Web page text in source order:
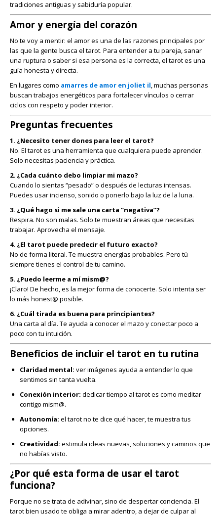
tradiciones antiguas y sabiduría popular.
Amor y energía del corazón
No te voy a mentir: el amor es una de las razones principales por
las que la gente busca el tarot. Para entender a tu pareja, sanar
una ruptura o saber si esa persona es la correcta, el tarot es una
guía honesta y directa.
En lugares como amarres de amor en joliet il , muchas personas
buscan trabajos energéticos para fortalecer vínculos o cerrar
ciclos con respeto y poder interior.
Preguntas frecuentes
1. ¿Necesito tener dones para leer el tarot?
No. El tarot es una herramienta que cualquiera puede aprender.
Solo necesitas paciencia y práctica.
2. ¿Cada cuánto debo limpiar mi mazo?
Cuando lo sientas “pesado” o después de lecturas intensas.
Puedes usar incienso, sonido o ponerlo bajo la luz de la luna.
3. ¿Qué hago si me sale una carta “negativa”?
Respira. No son malas. Solo te muestran áreas que necesitas
trabajar. Aprovecha el mensaje.
4. ¿El tarot puede predecir el futuro exacto?
No de forma literal. Te muestra energías probables. Pero tú
siempre tienes el control de tu camino.
5. ¿Puedo leerme a mí mism@?
¡Claro! De hecho, es la mejor forma de conocerte. Solo intenta ser
lo más honest@ posible.
6. ¿Cuál tirada es buena para principiantes?
Una carta al día. Te ayuda a conocer el mazo y conectar poco a
poco con tu intuición.
Beneficios de incluir el tarot en tu rutina
Claridad mental: ver imágenes ayuda a entender lo que
sentimos sin tanta vuelta.
Conexión interior: dedicar tiempo al tarot es como meditar
contigo mism@.
Autonomía: el tarot no te dice qué hacer, te muestra tus
opciones.
Creatividad: estimula ideas nuevas, soluciones y caminos que
no habías visto.
¿Por qué esta forma de usar el tarot
funciona?
Porque no se trata de adivinar, sino de despertar conciencia. El
tarot bien usado te obliga a mirar adentro, a dejar de culpar al